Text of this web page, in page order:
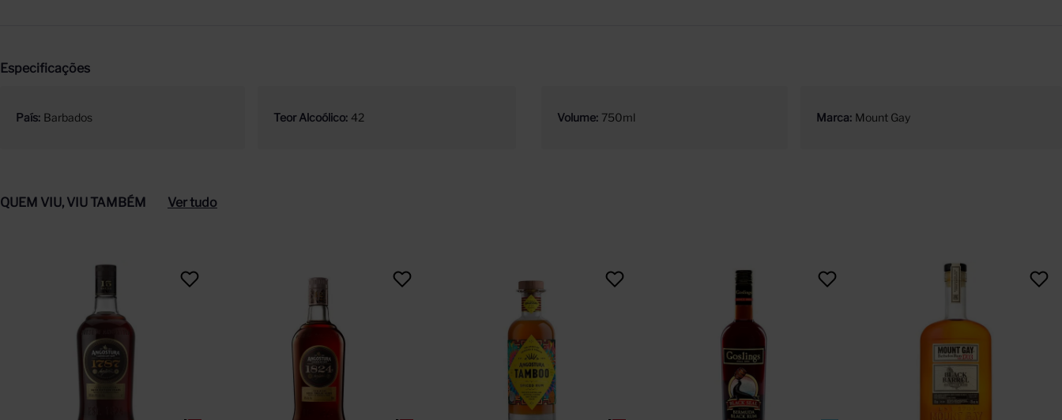
Especificações
País Barbados Teor Alcoólico 42 Volume 750ml Marca Mount Gay
QUEM VIU, VIU TAMBÉM Ver tudo